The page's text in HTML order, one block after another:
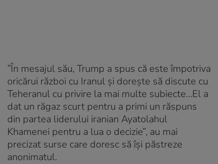
”În mesajul său, Trump a spus că este împotriva
oricărui război cu Iranul și dorește să discute cu
Teheranul cu privire la mai multe subiecte…El a
dat un răgaz scurt pentru a primi un răspuns
din partea liderului iranian Ayatolahul
Khamenei pentru a lua o decizie”, au mai
precizat surse care doresc să își păstreze
anonimatul.